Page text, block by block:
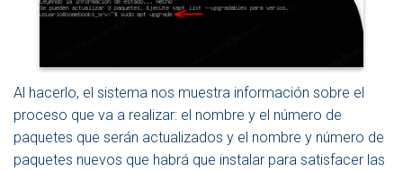
Al hacerlo, el sistema nos muestra información sobre el
proceso que va a realizar: el nombre y el número de
paquetes que serán actualizados y el nombre y número de
paquetes nuevos que habrá que instalar para satisfacer las